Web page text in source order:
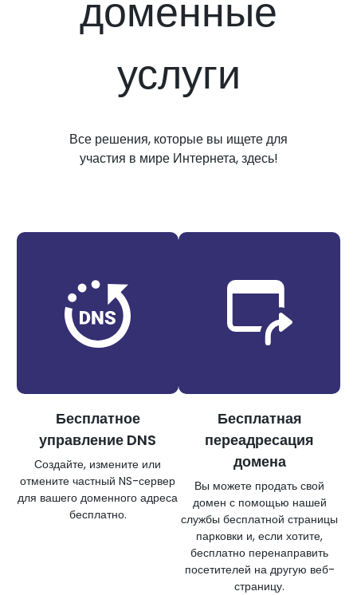
услуги
Все решения, которые вы ищете для
участия в мире Интернета, здесь!
Бесплатное
управление DNS
Создайте, измените или
отмените частный NS-сервер
для вашего доменного адреса
бесплатно.
Бесплатная
переадресация
домена
Вы можете продать свой
домен с помощью нашей
службы бесплатной страницы
парковки и, если хотите,
бесплатно перенаправить
посетителей на другую веб-
страницу.